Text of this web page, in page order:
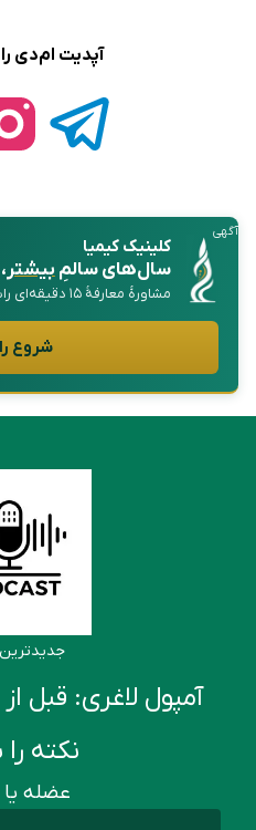
آپدیت ام‌دی
آگهی
کلینیک کیمیا
سال‌های سالمِبیشتر
مشاورهٔ معارفهٔ ۱۵ دقیقه‌ای رایگان، آنلاین
شروع
جدیدترین
نکته را
عضله